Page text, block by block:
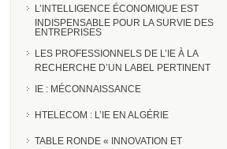
L’INTELLIGENCE ÉCONOMIQUE EST
INDISPENSABLE POUR LA SURVIE DES
ENTREPRISES
LES PROFESSIONNELS DE L’IE À LA
RECHERCHE D’UN LABEL PERTINENT
IE : MÉCONNAISSANCE
HTELECOM : L’IE EN ALGÉRIE
TABLE RONDE « INNOVATION ET